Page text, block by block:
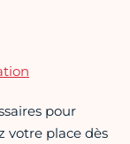
pour
votre place dès